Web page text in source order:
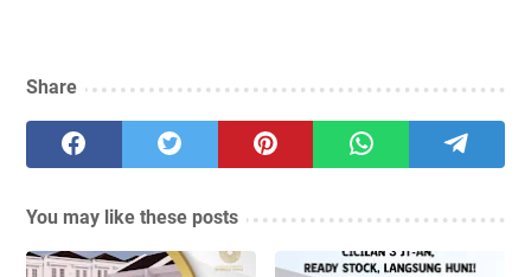
Share
You may like these posts